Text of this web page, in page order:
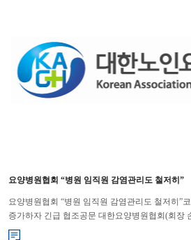
요양병원협회 “병원 임직원 감염관리도 철저히”
요양병원협회 “병원 임직원 감염관리도 철저히”
증가하자 긴급 협조공문 대한요양병원협회(회장
코로나19(신종 코로나바이러스 감염증) 확진환자